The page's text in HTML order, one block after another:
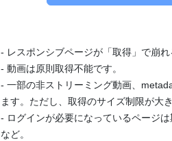
- レスポンシブページが「取得」で崩
- 動画は原則取得不能です。
- 一部の非ストリーミング動画、
ます。ただし、取得のサイズ制限が大
- ログインが必要になっているページ
など。